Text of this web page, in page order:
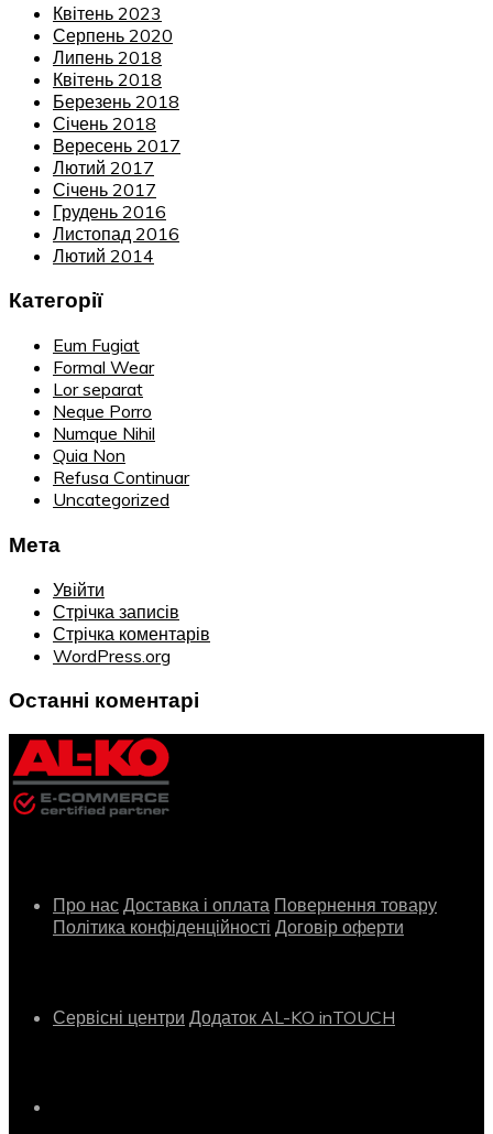
Квітень 2023
Серпень 2020
Липень 2018
Квітень 2018
Березень 2018
Січень 2018
Вересень 2017
Лютий 2017
Січень 2017
Грудень 2016
Листопад 2016
Лютий 2014
Категорії
Eum Fugiat
Formal Wear
Lor separat
Neque Porro
Numque Nihil
Quia Non
Refusa Continuar
Uncategorized
Мета
Увійти
Стрічка записів
Стрічка коментарів
WordPress.org
Останні коментарі
Про нас Доставка і оплата Повернення товару
Політика конфіденційності Договір оферти
Сервісні центри Додаток AL-KO inTOUCH